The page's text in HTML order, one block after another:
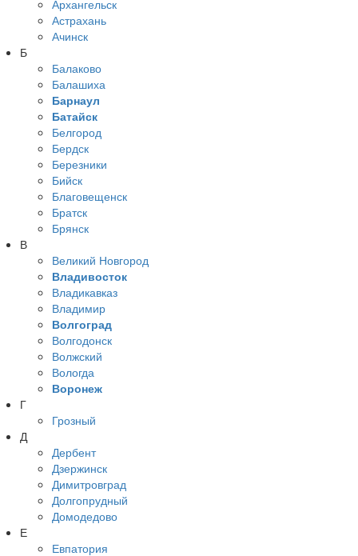
Архангельск
Астрахань
Ачинск
Б
Балаково
Балашиха
Барнаул
Батайск
Белгород
Бердск
Березники
Бийск
Благовещенск
Братск
Брянск
В
Великий Новгород
Владивосток
Владикавказ
Владимир
Волгоград
Волгодонск
Волжский
Вологда
Воронеж
Г
Грозный
Д
Дербент
Дзержинск
Димитровград
Долгопрудный
Домодедово
Е
Евпатория